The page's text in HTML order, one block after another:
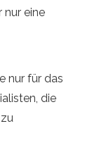
nur eine
nur für das
die